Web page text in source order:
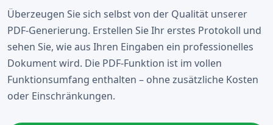
Überzeugen Sie sich selbst von der Qualität unserer
PDF-Generierung. Erstellen Sie Ihr erstes Protokoll und
sehen Sie, wie aus Ihren Eingaben ein professionelles
Dokument wird. Die PDF-Funktion ist im vollen
Funktionsumfang enthalten – ohne zusätzliche Kosten
oder Einschränkungen.